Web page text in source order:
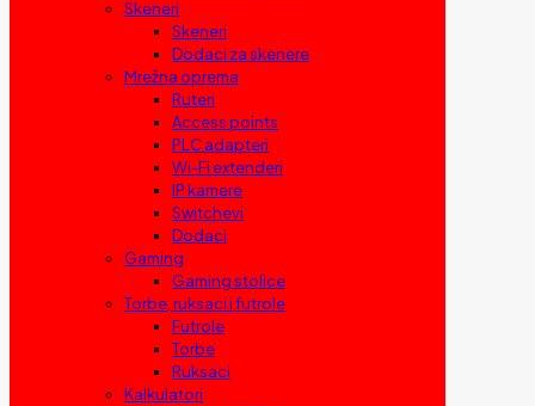
Skeneri
Skeneri
Dodaci za skenere
Mrežna oprema
Ruteri
Access points
PLC adapteri
Wi-Fi extenderi
IP kamere
Switchevi
Dodaci
Gaming
Gaming stolice
Torbe, ruksaci i futrole
Futrole
Torbe
Ruksaci
Kalkulatori